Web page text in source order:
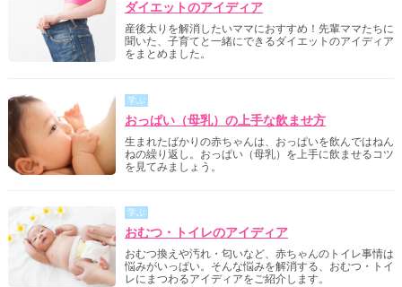
ダイエットのアイディア
産後太りを解消したいママにおすすめ！先輩ママたちに
聞いた、子育てと一緒にできるダイエットのアイディア
をまとめました。
学ぶ
おっぱい（母乳）の上手な飲ませ方
生まれたばかりの赤ちゃんは、おっぱいを飲んではねん
ねの繰り返し。おっぱい（母乳）を上手に飲ませるコツ
を見てみましょう。
学ぶ
おむつ・トイレのアイディア
おむつ換えや汚れ・匂いなど、赤ちゃんのトイレ事情は
悩みがいっぱい。そんな悩みを解消する、おむつ・トイ
レにまつわるアイディアをご紹介します。